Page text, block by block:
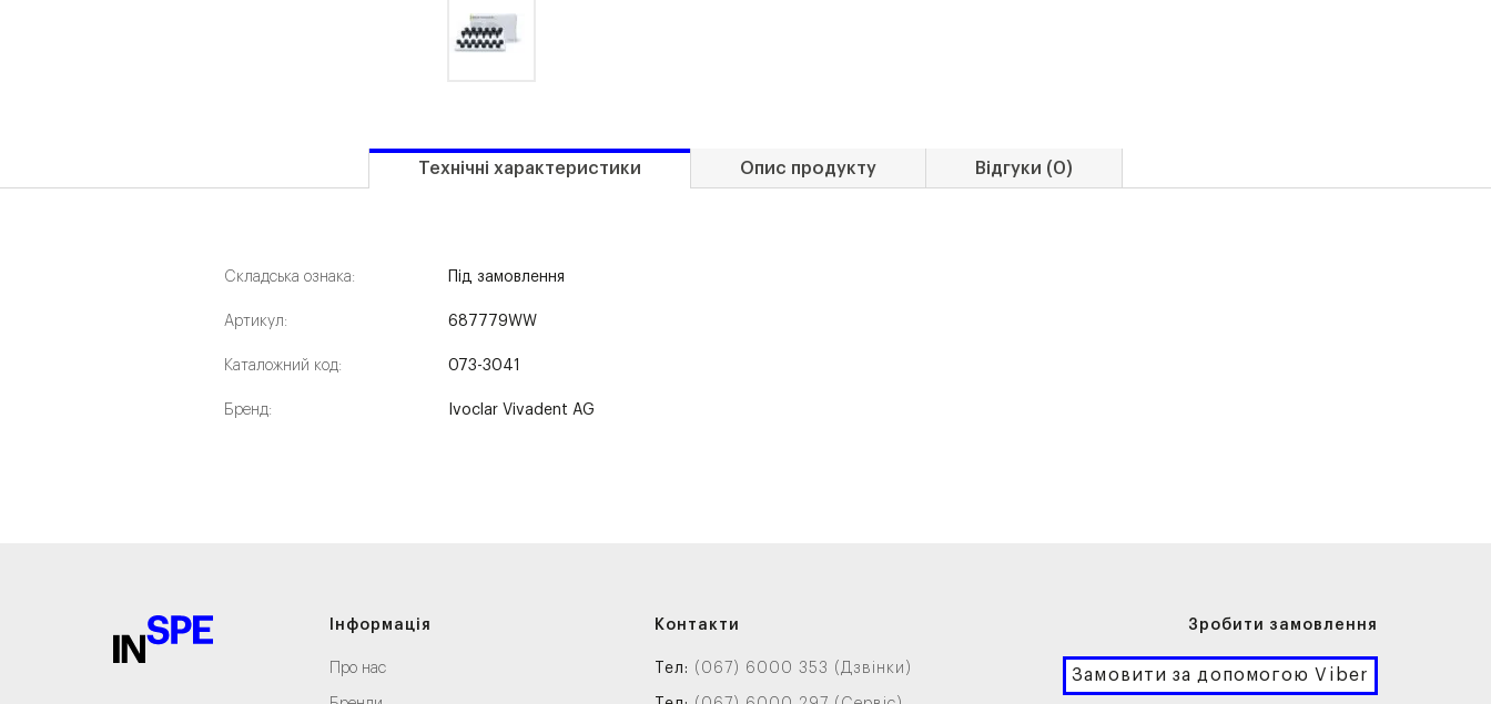
Технічні характеристики Опис продукту Відгуки (0)
Складська ознака:
Артикул:
Каталожний код:
Бренд:
Під замовлення
687779WW
073-3041
Ivoclar Vivadent AG
Інформація
Про нас
Контакти
Тел: (067) 6000 353 (Дзвінки)
Зробити замовлення
Замовити за допомогою Viber